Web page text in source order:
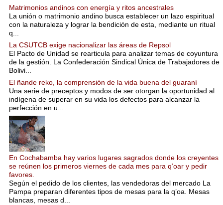
Matrimonios andinos con energía y ritos ancestrales
La unión o matrimonio andino busca establecer un lazo espiritual
con la naturaleza y lograr la bendición de esta, mediante un ritual
q...
La CSUTCB exige nacionalizar las áreas de Repsol
El Pacto de Unidad se rearticula para analizar temas de coyuntura
de la gestión. La Confederación Sindical Única de Trabajadores de
Bolivi...
El ñande reko, la comprensión de la vida buena del guaraní
Una serie de preceptos y modos de ser otorgan la oportunidad al
indígena de superar en su vida los defectos para alcanzar la
perfección en u...
En Cochabamba hay varios lugares sagrados donde los creyentes
se reúnen los primeros viernes de cada mes para q’oar y pedir
favores.
Según el pedido de los clientes, las vendedoras del mercado La
Pampa preparan diferentes tipos de mesas para la q’oa. Mesas
blancas, mesas d...